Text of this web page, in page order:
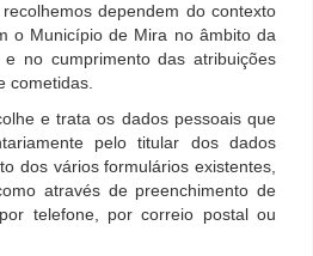
dependem do contexto
o Município de Mira no âmbito da
no cumprimento das atribuições
cometidas.
e trata os dados pessoais que
pelo titular dos dados
dos vários formulários existentes,
através de preenchimento de
telefone, por correio postal ou